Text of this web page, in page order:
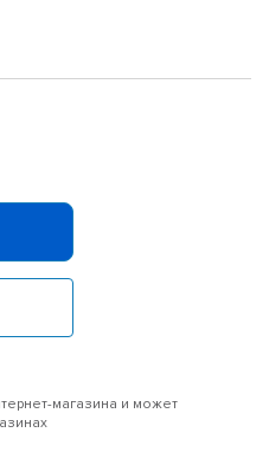
магазина и может